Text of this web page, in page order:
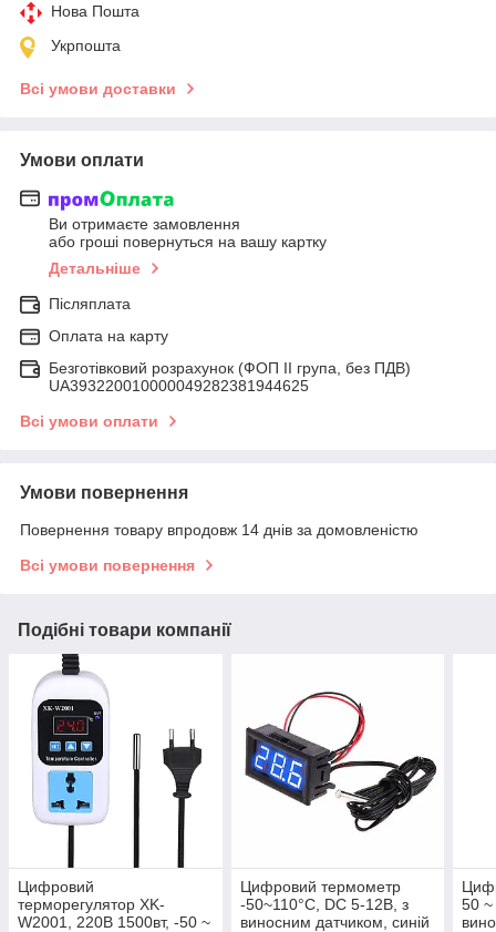
Нова Пошта
Укрпошта
Всі умови доставки
Умови оплати
Ви отримаєте замовлення
або гроші повернуться на вашу картку
Детальніше
Післяплата
Оплата на карту
Безготівковий розрахунок (ФОП ІІ група, без ПДВ)
UA393220010000049282381944625
Всі умови оплати
Умови повернення
Повернення товару впродовж 14 днів за домовленістю
Всі умови повернення
Подібні товари компанії
Цифровий
терморегулятор XK-
W2001, 220В 1500вт, -50 ~
Цифровий термометр
-50~110°C, DC 5-12В, з
виносним датчиком, синій
50 ~